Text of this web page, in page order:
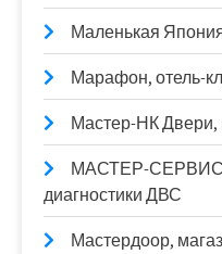
Маленькая
Марафон, отель-
Мастер-НК Двери,
МАСТЕР-СЕРВИС,
диагностики ДВС
Мастердоор,